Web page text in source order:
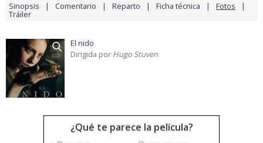
Sinopsis Comentario Reparto Ficha técnica Fotos
Tráiler
El nido
Dirigida por Hugo Stuven
¿Qué te parece la película?